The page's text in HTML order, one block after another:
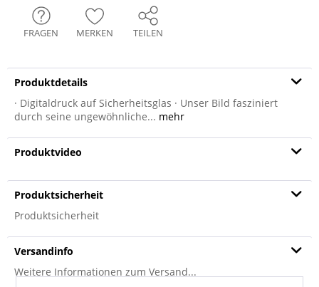
FRAGEN MERKEN TEILEN
Produktdetails
· Digitaldruck auf Sicherheitsglas · Unser Bild fasziniert
durch seine ungewöhnliche... mehr
Produktvideo
Produktsicherheit
Produktsicherheit
Versandinfo
Weitere Informationen zum Versand...